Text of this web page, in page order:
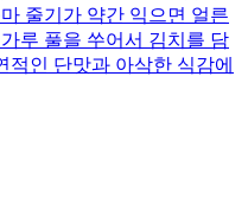
줄기가 약간 익으면 얼른
루 풀을 쑤어서 김치를 담
인 단맛과 아삭한 식감에